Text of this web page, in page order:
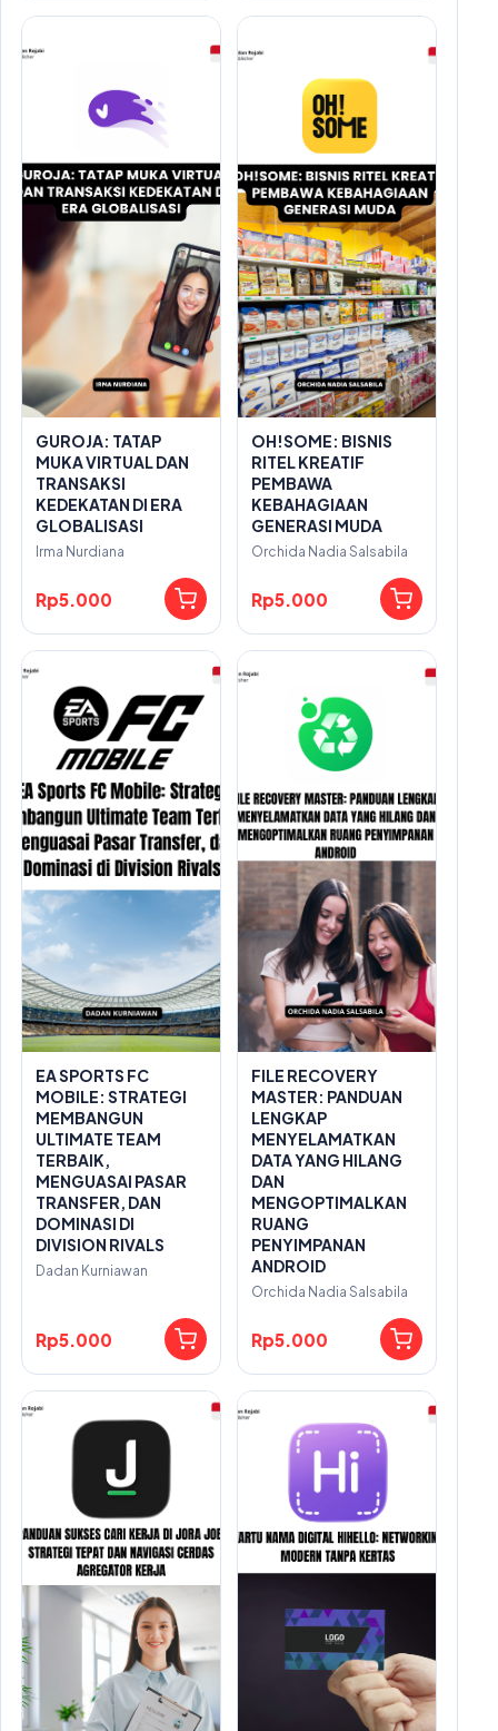
GUROJA: TATAP
MUKA VIRTUAL DAN
TRANSAKSI
KEDEKATAN DI ERA
GLOBALISASI
Irma Nurdiana
Rp5.000
OH!SOME: BISNIS
RITEL KREATIF
PEMBAWA
KEBAHAGIAAN
GENERASI MUDA
Orchida Nadia Salsabila
Rp5.000
EA SPORTS FC
MOBILE: STRATEGI
MEMBANGUN
ULTIMATE TEAM
TERBAIK,
MENGUASAI PASAR
TRANSFER, DAN
DOMINASI DI
DIVISION RIVALS
Dadan Kurniawan
Rp5.000
FILE RECOVERY
MASTER: PANDUAN
LENGKAP
MENYELAMATKAN
DATA YANG HILANG
DAN
MENGOPTIMALKAN
RUANG
PENYIMPANAN
ANDROID
Orchida Nadia Salsabila
Rp5.000